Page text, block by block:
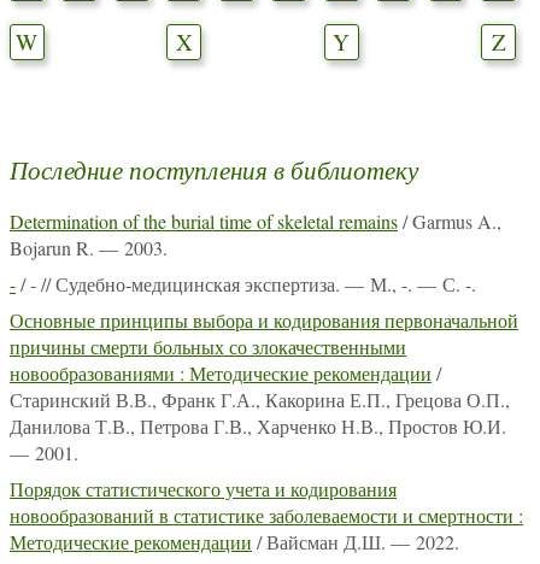
W
X Y Z
Последние поступления в библиотеку
Determination of the burial time of skeletal remains/ Garmus A.,
Bojarun R. — 2003.
-/ - // Судебно-медицинская экспертиза. — М., -. — С. -.
Основные принципы выбора и кодирования первоначальной
причины смерти больных со злокачественными
новообразованиями : Методические рекомендации /
Старинский В.В., Франк Г.А., Какорина Е.П., Грецова О.П.,
Данилова Т.В., Петрова Г.В., Харченко Н.В., Простов Ю.И.
— 2001.
Порядок статистического учета и кодирования
новообразований в статистике заболеваемости и смертности :
Методические рекомендации / Вайсман Д.Ш. — 2022.